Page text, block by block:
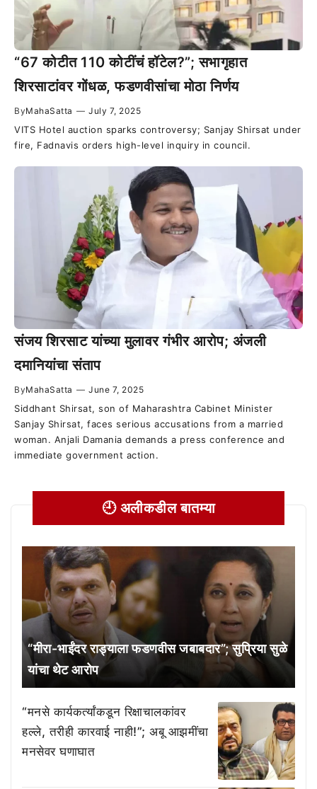
“67 कोटीत 110 कोटींचं हॉटेल?”; सभागृहात
शिरसाटांवर गोंधळ, फडणवीसांचा मोठा निर्णय
ByMahaSatta — July 7, 2025
VITS Hotel auction sparks controversy; Sanjay Shirsat under
fire, Fadnavis orders high-level inquiry in council.
संजय शिरसाट यांच्या मुलावर गंभीर आरोप; अंजली
दमानियांचा संताप
ByMahaSatta — June 7, 2025
Siddhant Shirsat, son of Maharashtra Cabinet Minister
Sanjay Shirsat, faces serious accusations from a married
woman. Anjali Damania demands a press conference and
immediate government action.
🕘 अलीकडील बातम्या
“मीरा-भाईंदर राड्याला फडणवीस जबाबदार”; सुप्रिया सुळे
यांचा थेट आरोप
“मनसे कार्यकर्त्यांकडून रिक्षाचालकांवर
हल्ले, तरीही कारवाई नाही!”; अबू आझमींचा
मनसेवर घणाघात